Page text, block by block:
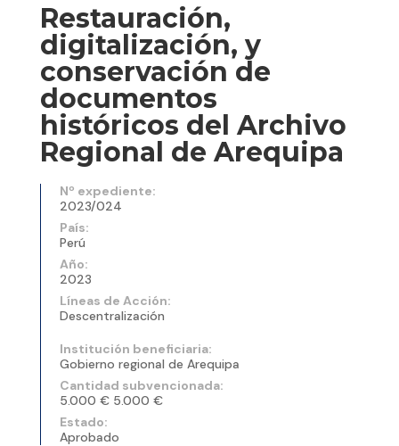
Restauración,
digitalización, y
conservación de
documentos
históricos del Archivo
Regional de Arequipa
Nº expediente:
2023/024
País:
Perú
Año:
2023
Líneas de Acción:
Descentralización
Institución beneficiaria:
Gobierno regional de Arequipa
Cantidad subvencionada:
5.000 € 5.000 €
Estado:
Aprobado